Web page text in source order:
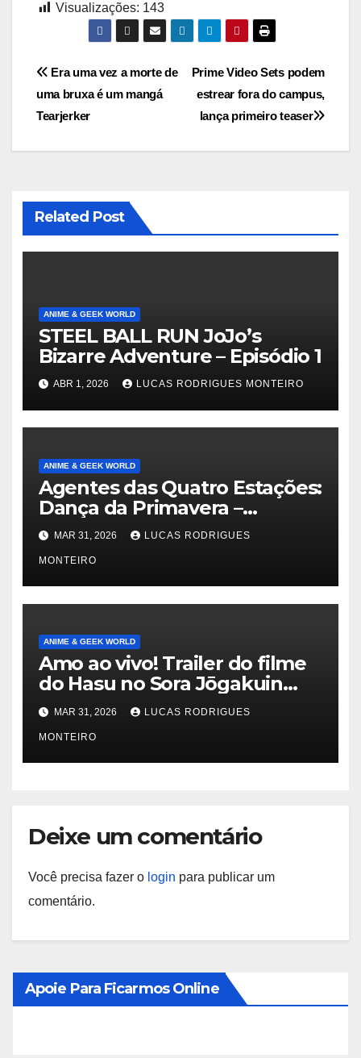
Visualizações: 143
Navegação
de
Post
Prime Video Sets podem
estrear fora do campus,
lança primeiro teaser
Era uma vez a morte de
uma bruxa é um mangá
Tearjerker
Related Post
ANIME & GEEK WORLD
STEEL BALL RUN JoJo’s
Bizarre Adventure – Episódio 1
ABR 1, 2026 LUCAS RODRIGUES MONTEIRO
ANIME & GEEK WORLD
Agentes das Quatro Estações:
Dança da Primavera –
Episódio 1
MAR 31, 2026 LUCAS RODRIGUES
MONTEIRO
ANIME & GEEK WORLD
Amo ao vivo! Trailer do filme
do Hasu no Sora Jōgakuin
School Idol Club mostra
música – Notícias
MAR 31, 2026 LUCAS RODRIGUES
MONTEIRO
Deixe um comentário
Você precisa fazer o login para publicar um
comentário.
Apoie Para Ficarmos Online